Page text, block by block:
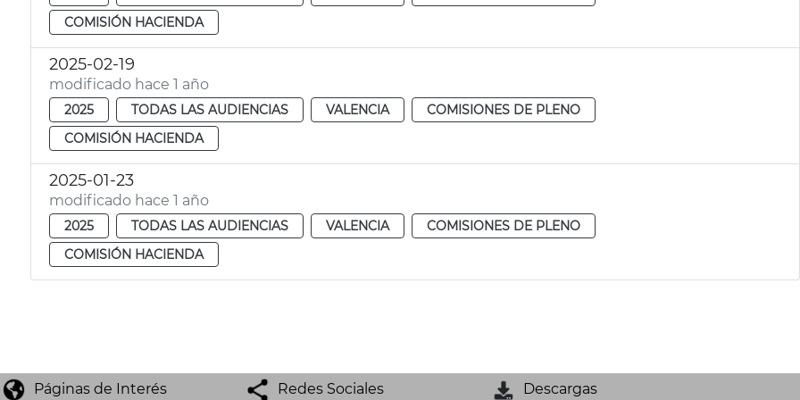
COMISIÓN HACIENDA
2025-02-19
modificado hace 1 año
2025 TODAS LAS AUDIENCIAS VALENCIA
COMISIONES DE PLENO
COMISIÓN HACIENDA
2025-01-23
modificado hace 1 año
2025 TODAS LAS AUDIENCIAS VALENCIA
COMISIONES DE PLENO
COMISIÓN HACIENDA
Páginas de Interés Redes Sociales Descargas